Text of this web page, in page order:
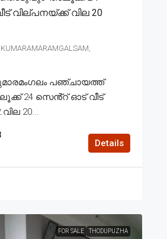
വില്പനയ്ക്ക് വില 20
പഞ്ചായത്ത്
24 സെൻ്റ് ഓട് വീട്
20...
Details
FOR SALE THODUPUZHA